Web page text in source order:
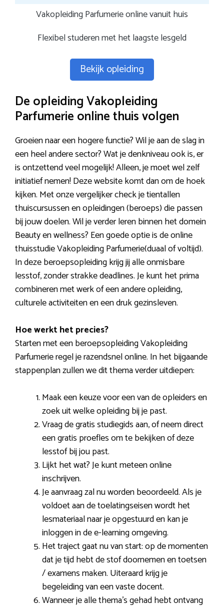
Vakopleiding Parfumerie online vanuit huis
Flexibel studeren met het laagste lesgeld
Bekijk opleiding
De opleiding Vakopleiding
Parfumerie online thuis volgen
Groeien naar een hogere functie? Wil je aan de slag in
een heel andere sector? Wat je denkniveau ook is, er
is ontzettend veel mogelijk! Alleen, je moet wel zelf
initiatief nemen! Deze website komt dan om de hoek
kijken. Met onze vergelijker check je tientallen
thuiscursussen en opleidingen (beroeps) die passen
bij jouw doelen. Wil je verder leren binnen het domein
Beauty en wellness? Een goede optie is de online
thuisstudie Vakopleiding Parfumerie(duaal of voltijd).
In deze beroepsopleiding krijg jij alle onmisbare
lesstof, zonder strakke deadlines. Je kunt het prima
combineren met werk of een andere opleiding,
culturele activiteiten en een druk gezinsleven.
Hoe werkt het precies?
Starten met een beroepsopleiding Vakopleiding
Parfumerie regel je razendsnel online. In het bijgaande
stappenplan zullen we dit thema verder uitdiepen:
Maak een keuze voor een van de opleiders en
zoek uit welke opleiding bij je past.
Vraag de gratis studiegids aan, of neem direct
een gratis proefles om te bekijken of deze
lesstof bij jou past.
Lijkt het wat? Je kunt meteen online
inschrijven.
Je aanvraag zal nu worden beoordeeld. Als je
voldoet aan de toelatingseisen wordt het
lesmateriaal naar je opgestuurd en kan je
inloggen in de e-learning omgeving.
Het traject gaat nu van start: op de momenten
dat je tijd hebt de stof doornemen en toetsen
/ examens maken. Uiteraard krijg je
begeleiding van een vaste docent.
Wanneer je alle thema’s gehad hebt ontvang